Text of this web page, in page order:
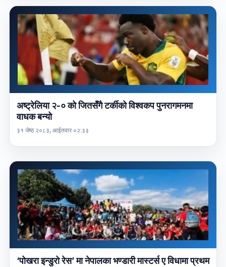
अष्ट्रेलिया २-० को जितसँगै टर्कीको विश्वकप पुनरागमनमा
वाधक बन्यो
३१ जेष्ठ २०८३, आईतवार ०२:३३
‘पोखरा इन्डुरो रेस’ मा नेपालका भण्डारी मास्टर्स ए विधामा प्रथम